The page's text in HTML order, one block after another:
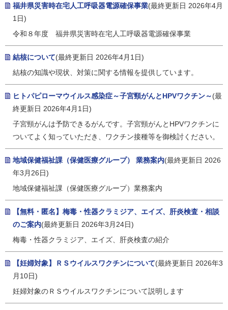
福井県災害時在宅人工呼吸器電源確保事業(最終更新日 2026年4月
1日)
令和８年度 福井県災害時在宅人工呼吸器電源確保事業
結核について(最終更新日 2026年4月1日)
結核の知識や現状、対策に関する情報を提供しています。
ヒトパピローマウイルス感染症～子宮頸がんとHPVワクチン～(最
終更新日 2026年4月1日)
子宮頸がんは予防できるがんです。子宮頸がんとHPVワクチンに
ついてよく知っていただき、ワクチン接種等を御検討ください。
地域保健福祉課（保健医療グループ） 業務案内(最終更新日 2026
年3月26日)
地域保健福祉課（保健医療グループ）業務案内
【無料・匿名】梅毒・性器クラミジア、エイズ、肝炎検査・相談
のご案内(最終更新日 2026年3月24日)
梅毒・性器クラミジア、エイズ、肝炎検査の紹介
【妊婦対象】ＲＳウイルスワクチンについて(最終更新日 2026年3
月10日)
妊婦対象のＲＳウイルスワクチンについて説明します